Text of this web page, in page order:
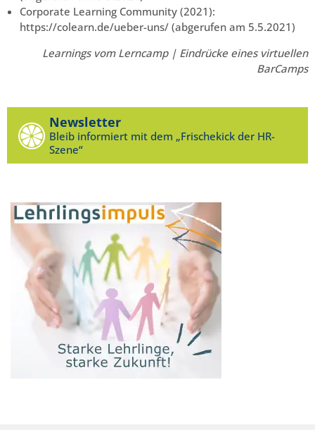
Corporate Learning Community (2021):
https://colearn.de/ueber-uns/ (abgerufen am 5.5.2021)
Learnings vom Lerncamp | Eindrücke eines virtuellen
BarCamps
Newsletter
Bleib informiert mit dem „Frischekick der HR-
Szene“